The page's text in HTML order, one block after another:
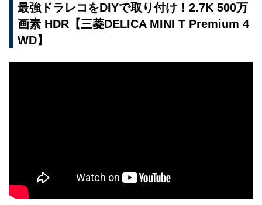
最強ドラレコをDIYで取り付け！2.7K 500万
画素 HDR【三菱DELICA MINI T Premium 4
WD】